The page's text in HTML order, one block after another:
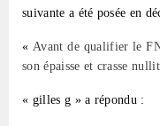
suivante a été posée en
« Avant de qualifier le
son épaisse et crasse
« gilles g » a répondu :